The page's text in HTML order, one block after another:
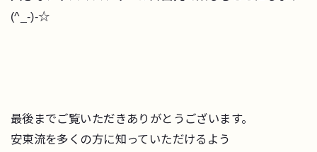
(^_-)-☆
最後までご覧いただきありがとうございます。
安東流を多くの方に知っていただけるよう